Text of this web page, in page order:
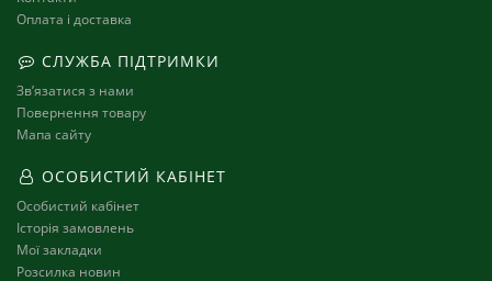
Оплата і доставка
СЛУЖБА ПІДТРИМКИ
Зв’язатися з нами
Повернення товару
Мапа сайту
ОСОБИСТИЙ КАБІНЕТ
Особистий кабінет
Історія замовлень
Мої закладки
Розсилка новин